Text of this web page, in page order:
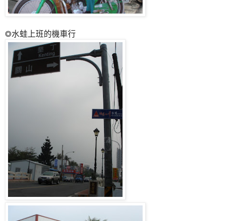
◎水蛙上班的機車行